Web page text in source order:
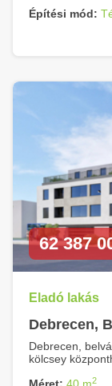
Építési mód:
62 387
Eladó lakás
Debrecen,
Debrecen,
kölcsey
2